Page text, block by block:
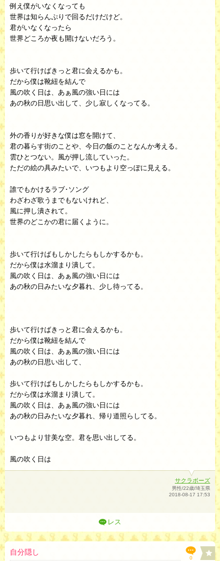
例え僕がいなくなっても
世界は知らんぷりで回るだけだけど。
君がいなくなったら
世界どころか夜も開けないだろう。
歩いて行けばきっと君に会えるかも。
だから僕は靴紐を結んで
風の吹く日は、あぁ風の強い日には
あの秋の日思い出して、少し寂しくなってる。
外の香りが好きな僕は窓を開けて、
君の暮らす街のことや、今日の飯のことなんか考える。
雲ひとつない。風が押し流していった。
ただの絵の具みたいで、いつもより空っぽに見える。
誰でもかけるラブ･ソング
わざわざ歌うまでもないけれど、
風に押し潰されて。
世界のどこかの君に届くように。
歩いて行けばもしかしたらもしかするかも。
だから僕は水溜まり潰して。
風の吹く日は、あぁ風の強い日には
あの秋の日みたいな夕暮れ、少し待ってる。
歩いて行けばきっと君に会えるかも。
だから僕は靴紐を結んで
風の吹く日は、あぁ風の強い日には
あの秋の日思い出して、
歩いて行けばもしかしたらもしかするかも。
だから僕は水溜まり潰して。
風の吹く日は、あぁ風の強い日には
あの秋の日みたいな夕暮れ、帰り道照らしてる。
いつもより甘美な空。君を思い出してる。
風の吹く日は
サクラボーズ
男性/22歳/埼玉県
2018-08-17 17:53
レス
0
自分隠し